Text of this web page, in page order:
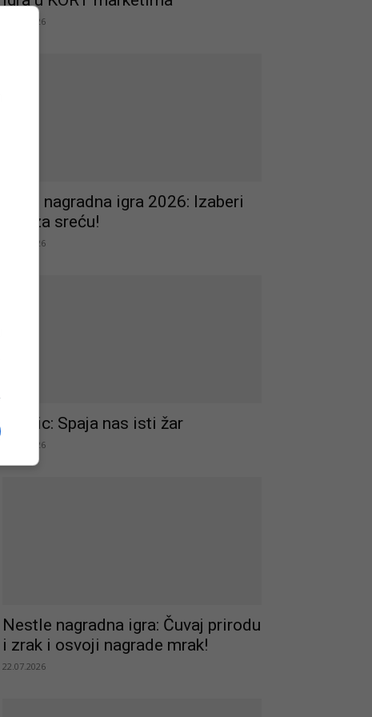
27.07.2026
Ledo nagradna igra 2026: Izaberi
dva za sreću!
25.07.2026
Tropic: Spaja nas isti žar
23.07.2026
Nestle nagradna igra: Čuvaj prirodu
i zrak i osvoji nagrade mrak!
22.07.2026